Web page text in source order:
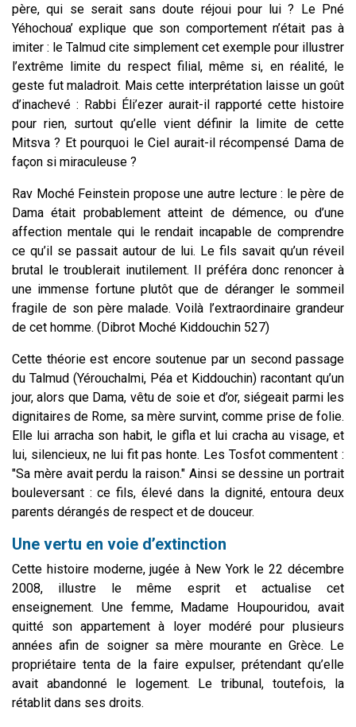
père, qui se serait sans doute réjoui pour lui ? Le Pné
Yéhochoua’ explique que son comportement n’était pas à
imiter : le Talmud cite simplement cet exemple pour illustrer
l’extrême limite du respect filial, même si, en réalité, le
geste fut maladroit. Mais cette interprétation laisse un goût
d’inachevé : Rabbi Éli’ezer aurait-il rapporté cette histoire
pour rien, surtout qu’elle vient définir la limite de cette
Mitsva ? Et pourquoi le Ciel aurait-il récompensé Dama de
façon si miraculeuse ?
Rav Moché Feinstein propose une autre lecture : le père de
Dama était probablement atteint de démence, ou d’une
affection mentale qui le rendait incapable de comprendre
ce qu’il se passait autour de lui. Le fils savait qu’un réveil
brutal le troublerait inutilement. Il préféra donc renoncer à
une immense fortune plutôt que de déranger le sommeil
fragile de son père malade. Voilà l’extraordinaire grandeur
de cet homme. (Dibrot Moché Kiddouchin 527)
Cette théorie est encore soutenue par un second passage
du Talmud (Yérouchalmi, Péa et Kiddouchin) racontant qu’un
jour, alors que Dama, vêtu de soie et d’or, siégeait parmi les
dignitaires de Rome, sa mère survint, comme prise de folie.
Elle lui arracha son habit, le gifla et lui cracha au visage, et
lui, silencieux, ne lui fit pas honte. Les Tosfot commentent :
"Sa mère avait perdu la raison." Ainsi se dessine un portrait
bouleversant : ce fils, élevé dans la dignité, entoura deux
parents dérangés de respect et de douceur.
Une vertu en voie d’extinction
Cette histoire moderne, jugée à New York le 22 décembre
2008, illustre le même esprit et actualise cet
enseignement. Une femme, Madame Houpouridou, avait
quitté son appartement à loyer modéré pour plusieurs
années afin de soigner sa mère mourante en Grèce. Le
propriétaire tenta de la faire expulser, prétendant qu’elle
avait abandonné le logement. Le tribunal, toutefois, la
rétablit dans ses droits.